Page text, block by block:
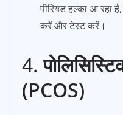
पीरियड हल्का आ रहा है,
करें और टेस्ट करें।
4.
(PCOS)